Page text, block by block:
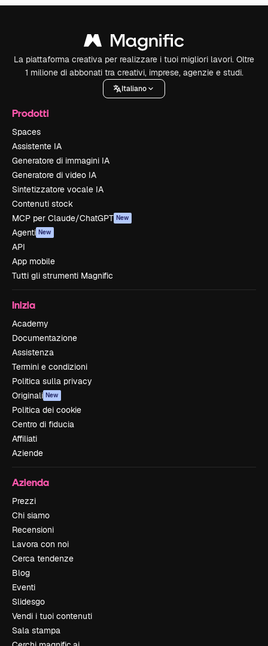
La piattaforma creativa per realizzare i tuoi migliori lavori. Oltre
1 milione di abbonati tra creativi, imprese, agenzie e studi.
Italiano
Prodotti
Spaces
Assistente IA
Generatore di immagini IA
Generatore di video IA
Sintetizzatore vocale IA
Contenuti stock
MCP per Claude/ChatGPT New
Agenti New
API
App mobile
Tutti gli strumenti Magnific
Inizia
Academy
Documentazione
Assistenza
Termini e condizioni
Politica sulla privacy
Originali New
Politica dei cookie
Centro di fiducia
Affiliati
Aziende
Azienda
Prezzi
Chi siamo
Recensioni
Lavora con noi
Cerca tendenze
Blog
Eventi
Slidesgo
Vendi i tuoi contenuti
Sala stampa